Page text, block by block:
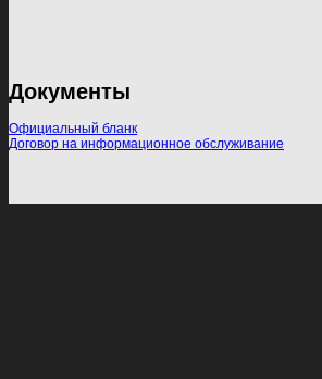
Документы
Официальный бланк
Договор на информационное обслуживание